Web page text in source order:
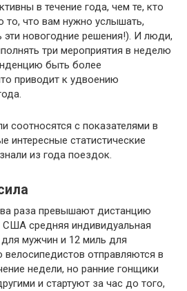
в течение года, чем те, кто
то, что вам нужно услышать,
новогодние решения!). И люди,
три мероприятия в неделю
быть более
приводит к удвоению
соотносятся с показателями в
интересные статистические
из года поездок.
раза превышают дистанцию
средняя индивидуальная
мужчин и 12 миль для
отправляются в
недели, но ранние гонщики
и стартуют за час до того,